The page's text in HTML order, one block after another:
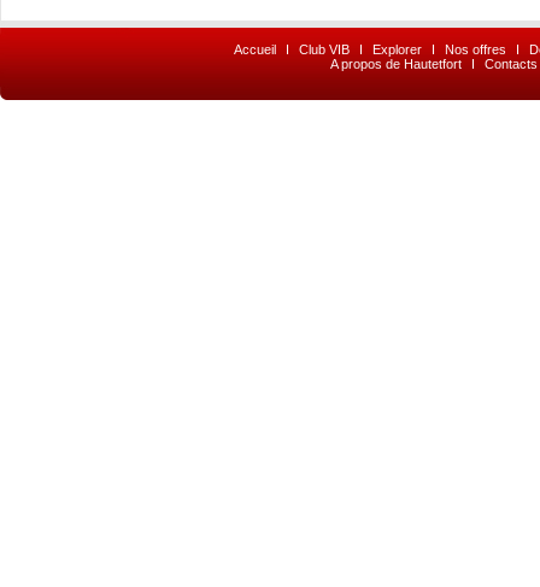
Accueil I Club VIB I Explorer I Nos offres I
A propos de Hautetfort
I Contacts